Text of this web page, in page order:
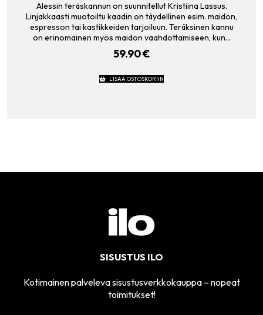
Alessin teräskannun on suunnitellut Kristiina Lassus.
Linjakkaasti muotoiltu kaadin on täydellinen esim. maidon,
espresson tai kastikkeiden tarjoiluun. Teräksinen kannu
on erinomainen myös maidon vaahdottamiseen, kun…
59.90€
LISÄÄ OSTOSKORIIN
SISUSTUS ILO
Kotimainen palveleva sisustusverkkokauppa – nopeat
toimitukset!